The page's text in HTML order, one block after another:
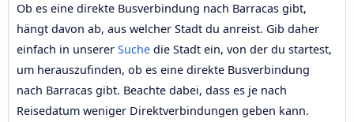
Ob es eine direkte Busverbindung nach Barracas gibt,
hängt davon ab, aus welcher Stadt du anreist. Gib daher
einfach in unserer Suche die Stadt ein, von der du startest,
um herauszufinden, ob es eine direkte Busverbindung
nach Barracas gibt. Beachte dabei, dass es je nach
Reisedatum weniger Direktverbindungen geben kann.